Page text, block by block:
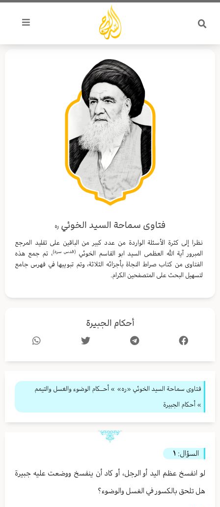
تخطي
المحتوى
فتاوى سماحة السيد الخوئي ره
نظرا إلى كثرة الأسئلة الواردة من عدد كبير من الباقين على تقليد المرجع
المبرور آية الله العظمى السيد ابو القاسم الخوئي (قدس سره)، تم جمع هذه
الفتاوى من كتاب صراط النجاة بأجزائه الثلاثة، وتم تبويبها في فهرس جامع
لتسهيل البحث على المتصفحين الكرام.
أحكام الجبيرة
فتاوى سماحة السيد الخوئي «ره» » أحــكام الوضوء والغسل والتيمم
» أحكام الجبيرة
السؤال: ١
لو انفسخ عظم اليد أو الرجل، أو كاد أن ينفسخ ووضعت عليه جبيرة
هل تلحق بالكسور في الغسل والوضوء؟